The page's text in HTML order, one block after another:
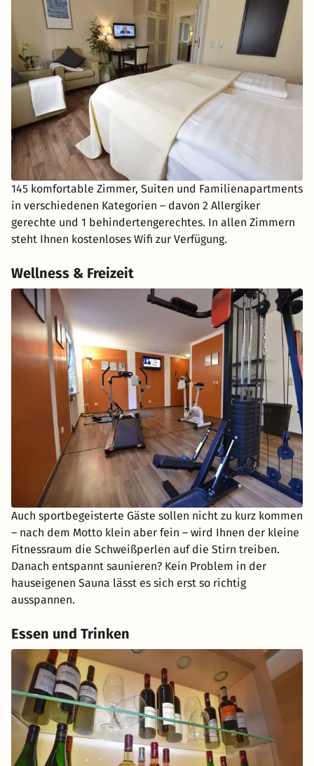
145 komfortable Zimmer, Suiten und Familienapartments
in verschiedenen Kategorien – davon 2 Allergiker
gerechte und 1 behindertengerechtes. In allen Zimmern
steht Ihnen kostenloses Wifi zur Verfügung.
Wellness & Freizeit
Auch sportbegeisterte Gäste sollen nicht zu kurz kommen
– nach dem Motto klein aber fein – wird Ihnen der kleine
Fitnessraum die Schweißperlen auf die Stirn treiben.
Danach entspannt saunieren? Kein Problem in der
hauseigenen Sauna lässt es sich erst so richtig
ausspannen.
Essen und Trinken